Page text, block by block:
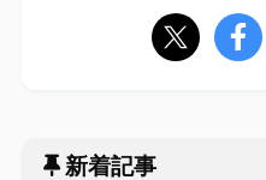
新着記事